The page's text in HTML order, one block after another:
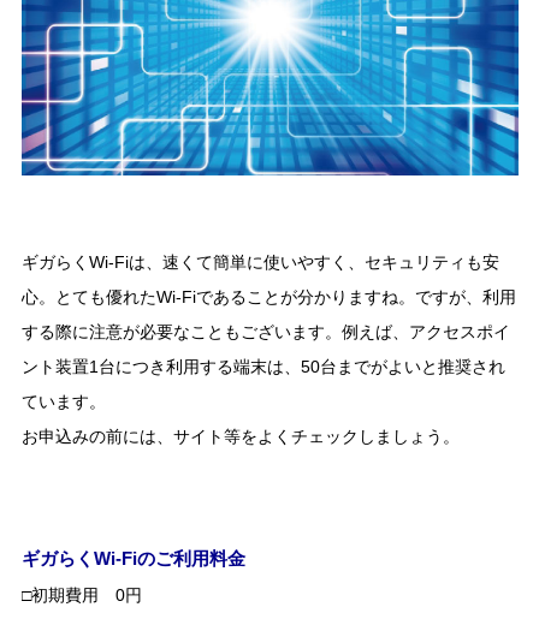
ギガらくWi-Fiは、速くて簡単に使いやすく、セキュリティも安
心。とても優れたWi-Fiであることが分かりますね。ですが、利用
する際に注意が必要なこともございます。例えば、アクセスポイ
ント装置1台につき利用する端末は、50台までがよいと推奨され
ています。
お申込みの前には、サイト等をよくチェックしましょう。
ギガらくWi-Fiのご利用料金
□初期費用 0円